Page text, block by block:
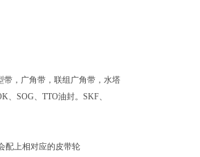
带，广角带，联组广角带，水塔
SOG、TTO油封。SKF、
配上相对应的皮带轮